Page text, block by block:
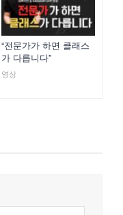
“전문가가 하면 클래스
가 다릅니다”
영상